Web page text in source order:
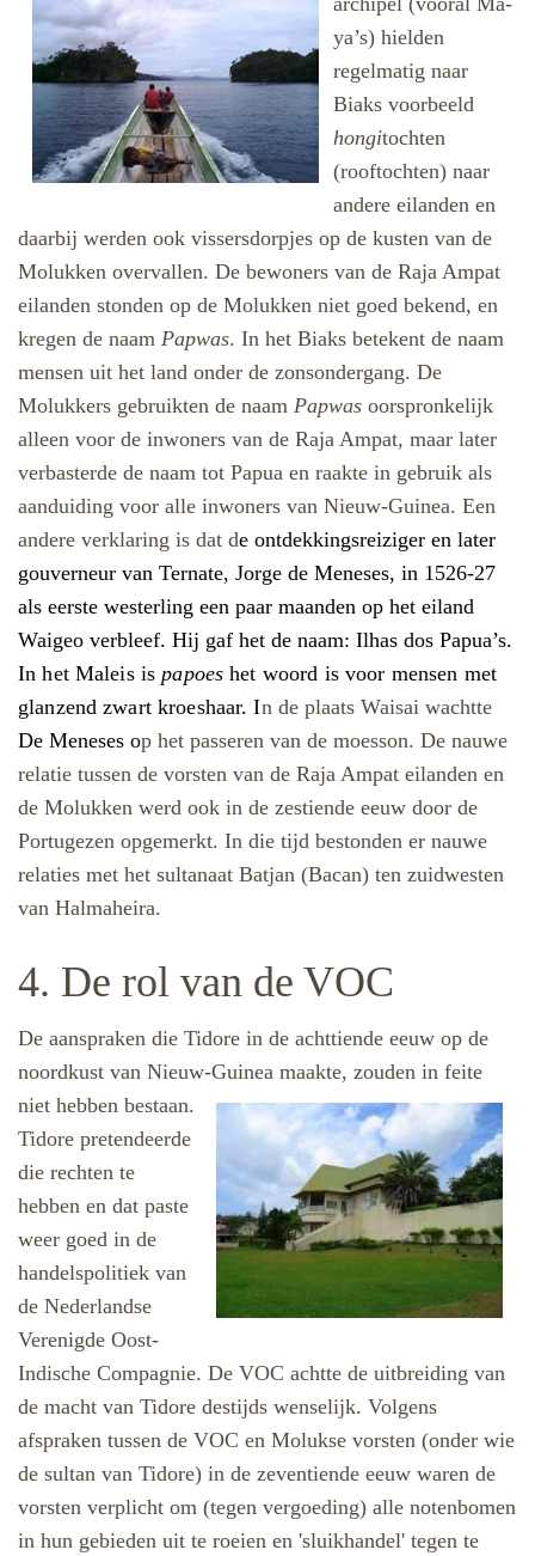
ya’s) hielden
regelmatig naar
Biaks voorbeeld
hongitochten
(rooftochten) naar
andere eilanden en
daarbij werden ook vissersdorpjes op de kusten van de
Molukken overvallen. De bewoners van de Raja Ampat
eilanden stonden op de Molukken niet goed bekend, en
kregen de naam Papwas. In het Biaks betekent de naam
mensen uit het land onder de zonsondergang. De
Molukkers gebruikten de naam Papwas oorspronkelijk
alleen voor de inwoners van de Raja Ampat, maar later
verbasterde de naam tot Papua en raakte in gebruik als
aanduiding voor alle inwoners van Nieuw-Guinea. Een
andere verklaring is dat de ontdekkingsreiziger en later
gouverneur van Ternate, Jorge de Meneses, in 1526-27
als eerste westerling een paar maanden op het eiland
Waigeo verbleef. Hij gaf het de naam: Ilhas dos Papua’s.
In het Maleis is papoes het woord is voor mensen met
glanzend zwart kroeshaar. In de plaats Waisai wachtte
De Meneses op het passeren van de moesson. De nauwe
relatie tussen de vorsten van de Raja Ampat eilanden en
de Molukken werd ook in de zestiende eeuw door de
Portugezen opgemerkt. In die tijd bestonden er nauwe
relaties met het sultanaat Batjan (Bacan) ten zuidwesten
van Halmaheira.
4. De rol van de VOC
De aanspraken die Tidore in de achttiende eeuw op de
noordkust van Nieuw-Guinea maakte, zouden in feite
niet hebben bestaan.
Tidore pretendeerde
die rechten te
hebben en dat paste
weer goed in de
handelspolitiek van
de Nederlandse
Verenigde Oost-
Indische Compagnie. De VOC achtte de uitbreiding van
de macht van Tidore destijds wenselijk. Volgens
afspraken tussen de VOC en Molukse vorsten (onder wie
de sultan van Tidore) in de zeventiende eeuw waren de
vorsten verplicht om (tegen vergoeding) alle notenbomen
in hun gebieden uit te roeien en 'sluikhandel' tegen te